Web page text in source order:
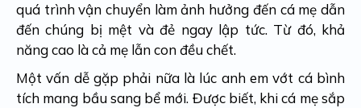
quá trình vận chuyển làm ảnh hưởng đến cá mẹ dẫn
đến chúng bị mệt và đẻ ngay lập tức. Từ đó, khả
năng cao là cả mẹ lẫn con đều chết.
Một vấn dễ gặp phải nữa là lúc anh em vớt cá bình
tích mang bầu sang bể mới. Được biết, khi cá mẹ sắp